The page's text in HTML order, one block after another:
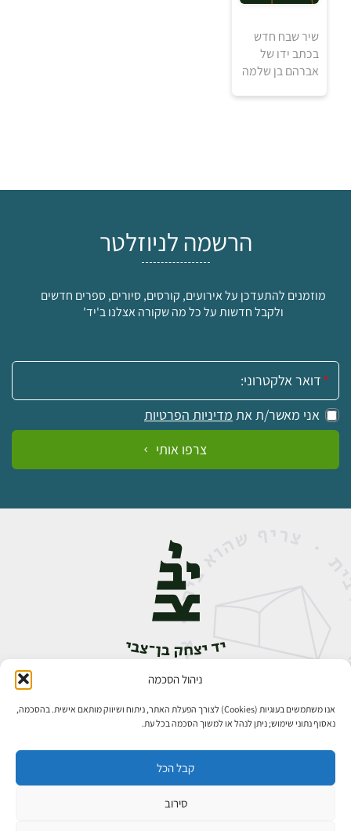
ניהול הסכמה
אנו משתמשים בעוגיות (Cookies) לצורך הפעלת האתר, ניתוח ושיווק מותאם אישית. בהסכמה,
נאסוף נתוני שימוש; ניתן לנהל או למשוך הסכמה בכל עת.
קבל הכל
סירוב
20
₪
למידע ולרכישה
שיר שבח חדש
בכתב ידו של
אברהם בן שלמה
הרשמה לניוזלטר
מוזמנים להתעדכן על אירועים, קורסים, סיורים, ספרים חדשים
ולקבל חדשות על כל מה שקורה אצלנו ב'יד'
אימייל:
אני מאשר/ת את מדיניות הפרטיות
צרפו אותי
אבן גבירול 14, רחביה, ירושלים